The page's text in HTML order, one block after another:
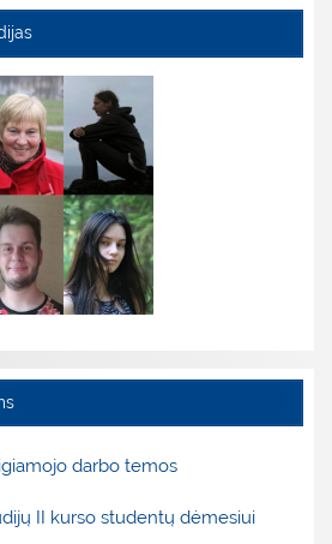
darbo temos
II kurso studentų dėmesiui